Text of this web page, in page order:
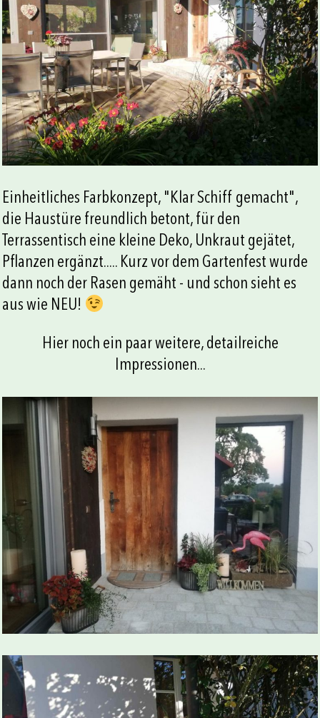
Einheitliches Farbkonzept, "Klar Schiff gemacht",
die Haustüre freundlich betont, für den
Terrassentisch eine kleine Deko, Unkraut gejätet,
Pflanzen ergänzt..... Kurz vor dem Gartenfest wurde
dann noch der Rasen gemäht - und schon sieht es
aus wie NEU!
Hier noch ein paar weitere, detailreiche
Impressionen...